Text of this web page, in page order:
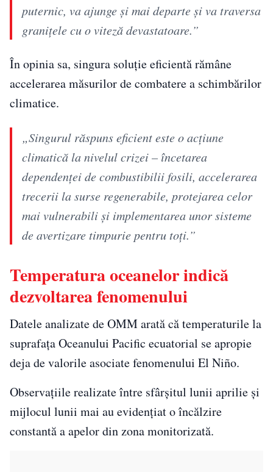
puternic, va ajunge și mai departe și va traversa
granițele cu o viteză devastatoare.”
În opinia sa, singura soluție eficientă rămâne
accelerarea măsurilor de combatere a schimbărilor
climatice.
„Singurul răspuns eficient este o acțiune
climatică la nivelul crizei – încetarea
dependenței de combustibilii fosili, accelerarea
trecerii la surse regenerabile, protejarea celor
mai vulnerabili și implementarea unor sisteme
de avertizare timpurie pentru toți.”
Temperatura oceanelor indică
dezvoltarea fenomenului
Datele analizate de OMM arată că temperaturile la
suprafața Oceanului Pacific ecuatorial se apropie
deja de valorile asociate fenomenului El Niño.
Observațiile realizate între sfârșitul lunii aprilie și
mijlocul lunii mai au evidențiat o încălzire
constantă a apelor din zona monitorizată.